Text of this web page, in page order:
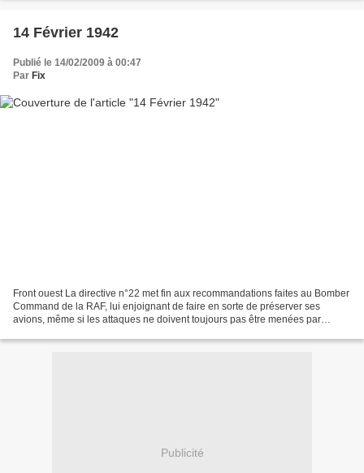
14 Février 1942
Publié le 14/02/2009 à 00:47
Par Fix
Front ouest La directive n°22 met fin aux recommandations faites au Bomber
Command de la RAF, lui enjoignant de faire en sorte de préserver ses
avions, même si les attaques ne doivent toujours pas être menées par
Publicité